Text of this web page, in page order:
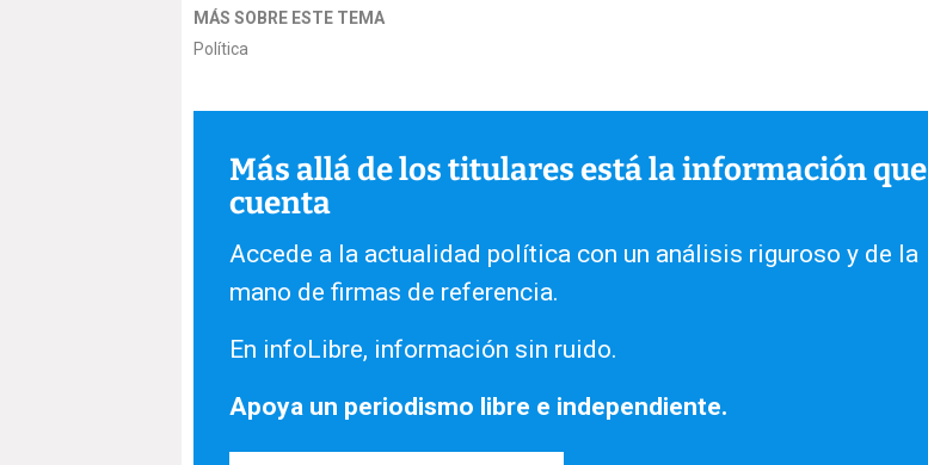
MÁS SOBRE ESTE TEMA
Política
Más allá de los titulares está la información que
cuenta
Accede a la actualidad política con un análisis riguroso y de la
mano de firmas de referencia.
En infoLibre, información sin ruido.
Apoya un periodismo libre e independiente.